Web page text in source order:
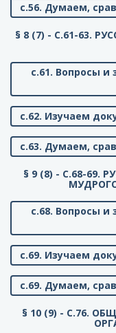
с.56. Думаем,
§ 8 (7) - C.61-63.
с.61. Вопросы
с.62. Изучаем
с.63. Думаем,
§ 9 (8) - C.68-69.
с.68. Вопросы
с.69. Изучаем
с.69. Думаем,
§ 10 (9) - C.76.